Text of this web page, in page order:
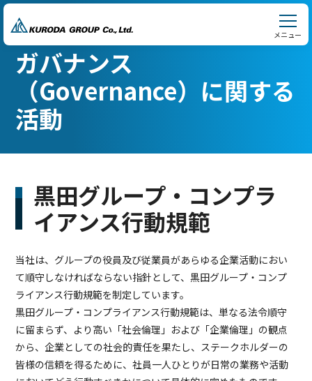
メニュー
ガバナンス
（Governance）に関する
活動
黒田グループ・コンプラ
イアンス行動規範
当社は、グループの役員及び従業員があらゆる企業活動におい
て順守しなければならない指針として、黒田グループ・コンプ
ライアンス行動規範を制定しています。
黒田グループ・コンプライアンス行動規範は、単なる法令順守
に留まらず、より高い「社会倫理」および「企業倫理」の観点
から、企業としての社会的責任を果たし、ステークホルダーの
皆様の信頼を得るために、社員一人ひとりが日常の業務や活動